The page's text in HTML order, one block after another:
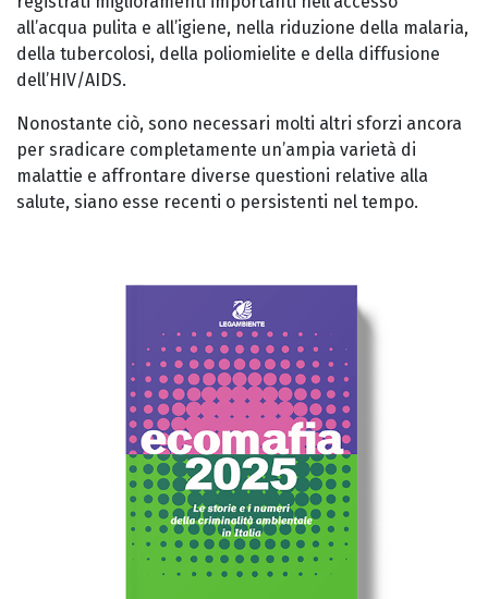
all’acqua pulita e all’igiene, nella riduzione della malaria,
della tubercolosi, della poliomielite e della diffusione
dell’HIV/AIDS.
Nonostante ciò, sono necessari molti altri sforzi ancora
per sradicare completamente un’ampia varietà di
malattie e affrontare diverse questioni relative alla
salute, siano esse recenti o persistenti nel tempo.